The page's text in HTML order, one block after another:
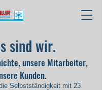
sind wir.
unsere Mitarbeiter,
Kunden.
Selbstständigkeit mit 23